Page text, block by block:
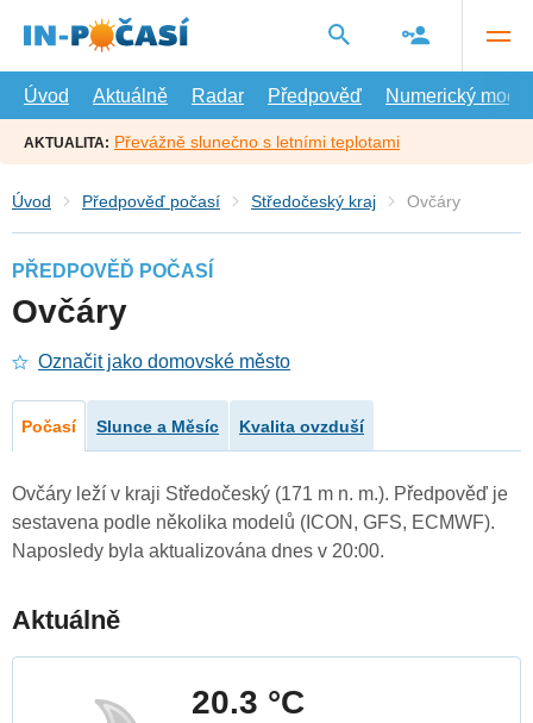
hlavní
Úvod
Aktuálně Radar Předpověď Numerický model
AKTUALITA: Převážně slunečno s letními teplotami
Úvod Předpověď počasí Středočeský kraj Ovčáry
PŘEDPOVĚĎ POČASÍ
Ovčáry
Označit jako domovské město
Počasí Slunce a Měsíc Kvalita ovzduší
Ovčáry leží v kraji Středočeský (171 m n. m.). Předpověď je
sestavena podle několika modelů (ICON, GFS, ECMWF).
Naposledy byla aktualizována dnes v 20:00.
Aktuálně
20.3 °C